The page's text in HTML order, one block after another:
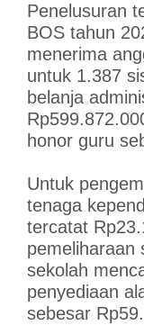
Penelusuran
BOS tahun
menerima
untuk 1.387
belanja
honor guru
Untuk
tenaga
tercatat
pemeliharaan
sekolah
penyediaan
sebesar